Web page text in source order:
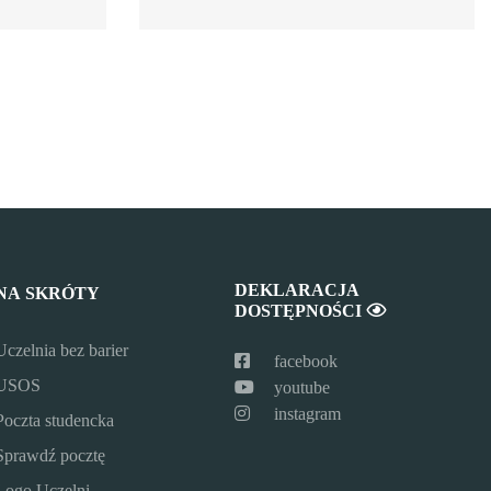
SKRÓTY
bez barier
studencka
pocztę
DEKLARACJA
DOSTĘPNOŚCI
facebook
youtube
instagram